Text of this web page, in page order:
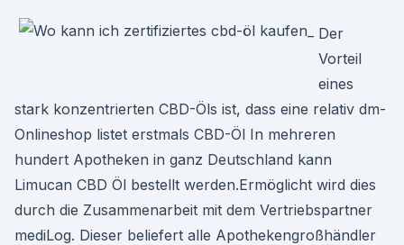
Der
Vorteil
eines
stark konzentrierten CBD-Öls ist, dass eine relativ dm-
Onlineshop listet erstmals CBD-Öl In mehreren
hundert Apotheken in ganz Deutschland kann
Limucan CBD Öl bestellt werden.Ermöglicht wird dies
durch die Zusammenarbeit mit dem Vertriebspartner
mediLog. Dieser beliefert alle Apothekengroßhändler